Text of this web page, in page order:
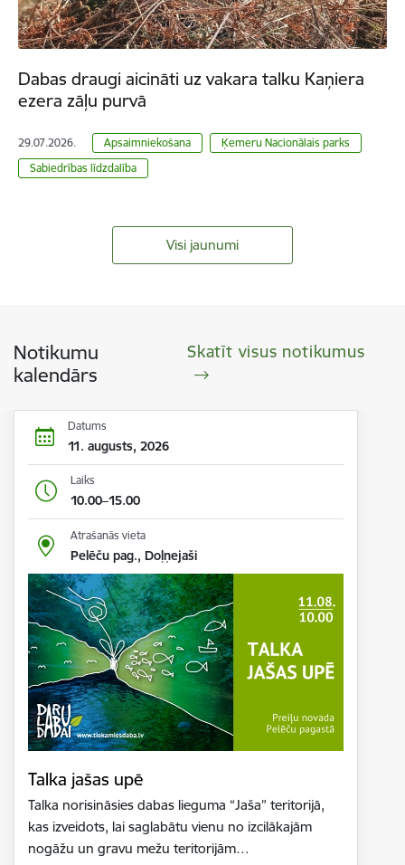
Dabas draugi aicināti uz vakara talku Kaņiera
ezera zāļu purvā
29.07.2026. Apsaimniekošana
Ķemeru Nacionālais parks
Sabiedrības līdzdalība
Visi jaunumi
Notikumu
kalendārs
Skatīt visus notikumus
Datums
11. augusts, 2026
Laiks
10.00–15.00
Atrašanās vieta
Pelēču pag., Doļņejaši
Talka jašas upē
Talka norisināsies dabas lieguma “Jaša” teritorijā,
kas izveidots, lai saglabātu vienu no izcilākajām
nogāžu un gravu mežu teritorijām…